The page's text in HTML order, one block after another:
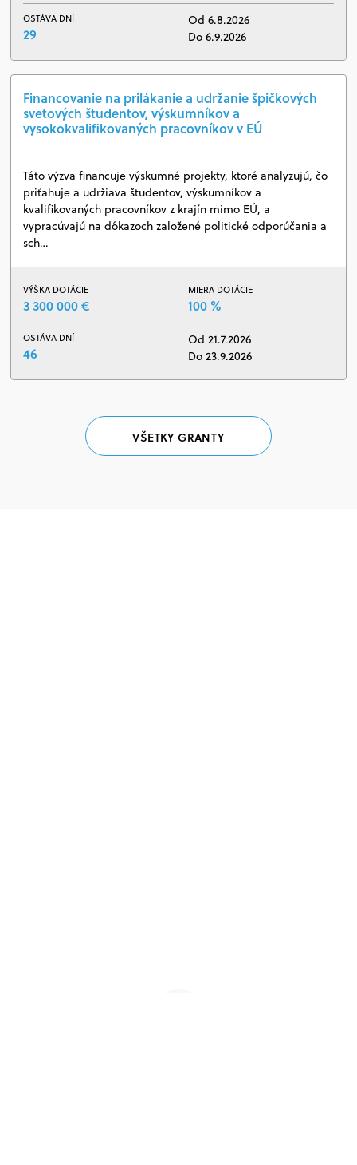
OSTÁVA DNÍ
29
Od 6.8.2026
Do 6.9.2026
Financovanie na prilákanie a udržanie špičkových
svetových študentov, výskumníkov a
vysokokvalifikovaných pracovníkov v EÚ
Táto výzva financuje výskumné projekty, ktoré analyzujú, čo
priťahuje a udržiava študentov, výskumníkov a
kvalifikovaných pracovníkov z krajín mimo EÚ, a
vypracúvajú na dôkazoch založené politické odporúčania a
sch…
VÝŠKA DOTÁCIE
3 300 000 €
MIERA DOTÁCIE
100 %
OSTÁVA DNÍ
46
Od 21.7.2026
Do 23.9.2026
VŠETKY GRANTY